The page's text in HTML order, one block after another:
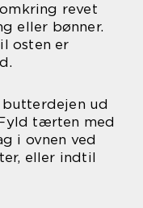
revet
eller bønner.
osten er
ud
tærten med
i ovnen ved
eller indtil